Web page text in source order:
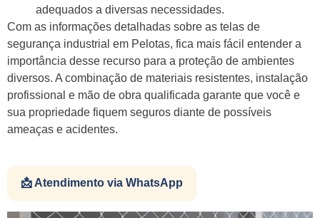
adequados a diversas necessidades.
Com as informações detalhadas sobre as telas de
segurança industrial em Pelotas, fica mais fácil entender a
importância desse recurso para a proteção de ambientes
diversos. A combinação de materiais resistentes, instalação
profissional e mão de obra qualificada garante que você e
sua propriedade fiquem seguros diante de possíveis
ameaças e acidentes.
📩 Atendimento via WhatsApp